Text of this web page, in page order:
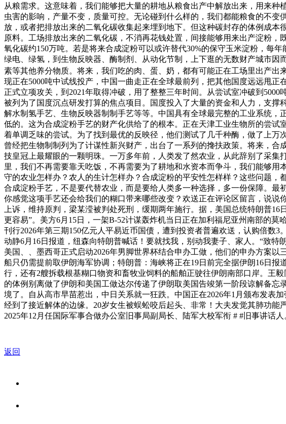
从粮需求。这意味着，我们能够把大量的耕地从粮食出产中解放出来，用来
虫害的影响，产量不变，质量可控。无论碰到什么样的，我们都能粮食的不
放，或者把排放出来的二氧化碳收集起来埋到地下。但这种碳封存的体例成
原料。工场排放出来的二氧化碳，不消再花钱处置，间接能够用来出产淀粉
氧化碳约150万吨。若是将来合成淀粉可以或许替代30%的保守玉米淀粉，每
绿电、绿氢，到生物反映器、酶制剂、从动化节制，上下逛的无数财产城市
素等其他养分物质。将来，我们吃的肉、蛋、奶，都有可能正在工场里出产
现正在5000吨中试线投产，中国一曲走正在全球最前列，把其他国度远远甩
正式立项攻关，到2021年取得冲破，用了整整三年时间。从尝试室冲破到
被列为了国度沉点研发打算的焦点项目。国度投入了大量的资金和人力，支
解水制氢手艺、生物反映器制制手艺等等。中国具有全球最完整的工业系统
低的。这为合成淀粉手艺的财产化供给了的根本。正在天津工业生物所的尝
着单调乏味的尝试。为了找到最优的反映径，他们测试了几千种酶，做了上
曾经把生物制制列为了计谋性新兴财产，出台了一系列的搀扶政策。将来，
技皇冠上最耀眼的一颗明珠。一万多年前，人类发了然农业，从此辞别了采
里，我们不再需要靠天吃饭，不再需要为了耕地和水资本而争斗，我们能够
守的农业怎样办？农人的生计怎样办？合成淀粉的平安性怎样样？这些问题
合成淀粉手艺，不是要代替农业，而是要给人类多一种选择，多一份保障。
你感觉这项手艺还会给我们的糊口带来哪些改变？欢送正在评论区留言，说说
上诉，维持原判，梁某滢被判处死刑，缓期两年施行。据，美国总统特朗普
更容易”。美方6月15日，一架B-52计谋轰炸机当日正在加利福尼亚州南部的
刊行2026年第三期150亿元人平易近币国债，遭到投资者普遍欢送，认购倍数
动静6月16日报道，纽森向特朗普喊话！要就找我，别动我妻子、家人。“致特
美国、、墨西哥正式启动2026年男脚世界杯结合申办工做，他们的申办方案
船只仍需提前取伊朗海军协调；特朗普：海峡将正在19日前完全据伊朗16日
行，还有2艘拆载根基糊口物资和畜牧业饲料的船舶正驶往伊朗南部口岸。王
的体例别离做了伊朗和美国工做达尔传递了伊朗取美国告竣第一阶段谅解备
境了。自从高市早苗惹出，中日关系就一狂跌。中国正在2026年1月颁布发表
经到了接近解体的边缘。20岁女生被蜈蚣咬后起头、非常！大夫发觉其肺功
2025年12月任国际军事合做办公室旧事局副局长、陆军大校军衔 # #旧事讲话人
返回